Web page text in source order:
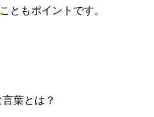
こともポイントです。